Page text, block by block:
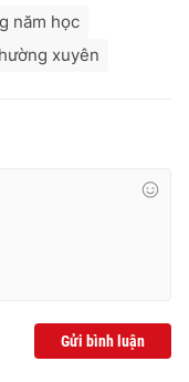
năm học
xuyên
Gửi bình luận